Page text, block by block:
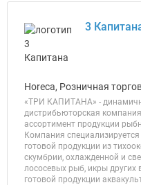
3
Horeca, Розничная
«ТРИ КАПИТАНА» -
дистрибьюторская
ассортимент продукции
Компания
готовой продукции из
скумбрии, охлажденной и
лососевых рыб, икры
готовой продукции